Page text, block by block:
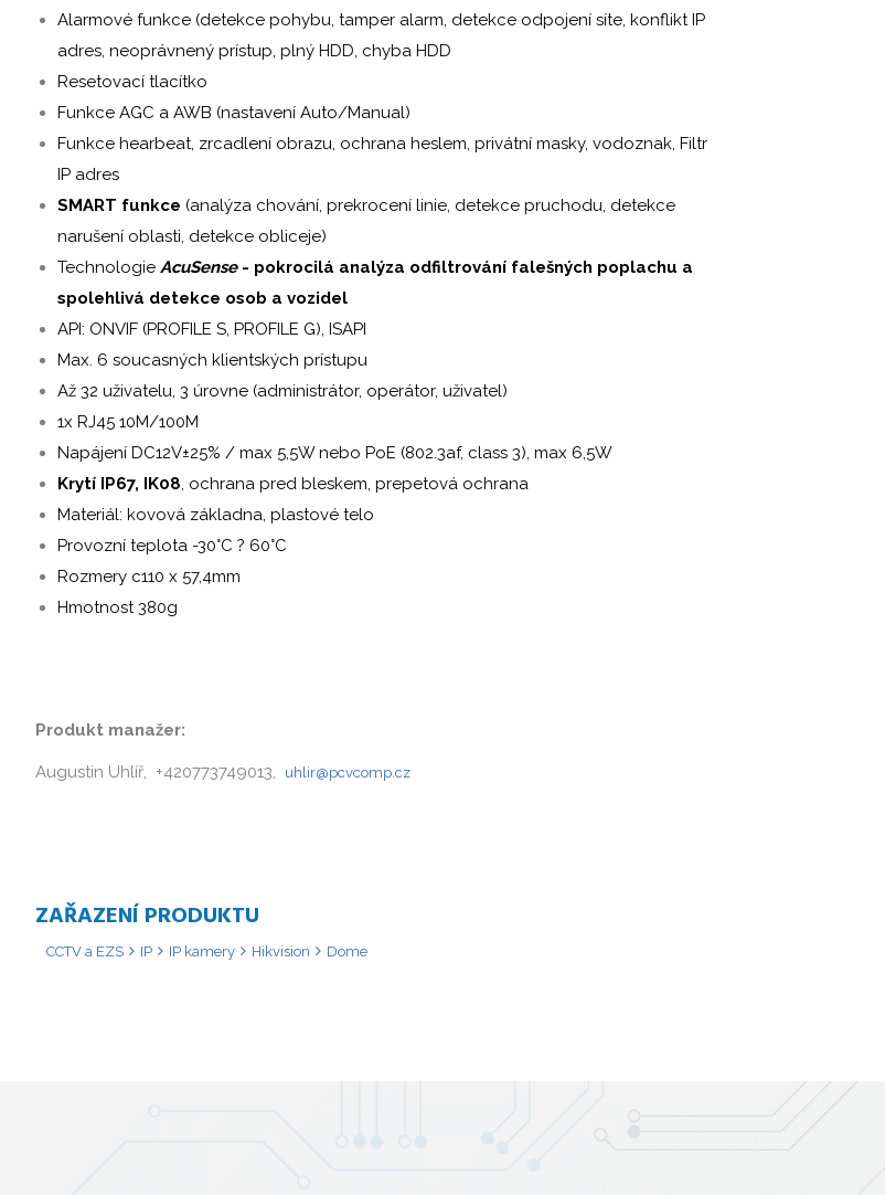
Alarmové funkce (detekce pohybu, tamper alarm, detekce odpojení síte, konflikt IP
adres, neoprávnený prístup, plný HDD, chyba HDD
Resetovací tlacítko
Funkce AGC a AWB (nastavení Auto/Manual)
Funkce hearbeat, zrcadlení obrazu, ochrana heslem, privátní masky, vodoznak, Filtr
IP adres
SMART funkce (analýza chování, prekrocení linie, detekce pruchodu, detekce
narušení oblasti, detekce obliceje)
Technologie AcuSense- pokrocilá analýza odfiltrování falešných poplachu a
spolehlivá detekce osob a vozidel
API: ONVIF (PROFILE S, PROFILE G), ISAPI
Max. 6 soucasných klientských prístupu
Až 32 uživatelu, 3 úrovne (administrátor, operátor, uživatel)
1x RJ45 10M/100M
Napájení DC12V±25% / max 5,5W nebo PoE (802.3af, class 3), max 6,5W
Krytí IP67, IK08, ochrana pred bleskem, prepetová ochrana
Materiál: kovová základna, plastové telo
Provozní teplota -30°C ? 60°C
Rozmery c110 x 57,4mm
Hmotnost 380g
Produkt manažer:
Augustin Uhlíř, +420773749013, uhlir@pcvcomp.cz
ZAŘAZENÍ PRODUKTU
CCTV a EZS IP IP kamery Hikvision Dome